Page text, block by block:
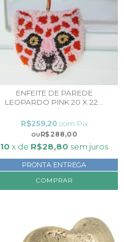
ENFEITE DE PAREDE
LEOPARDO PINK 20 X 22...
R$288,00
R$259,20 com Pix
10 x de R$28,80 sem juros
PRONTA ENTREGA